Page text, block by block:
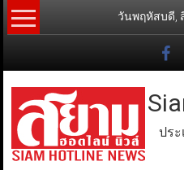
Skip
to
วันพฤหัสบดี,
ปร